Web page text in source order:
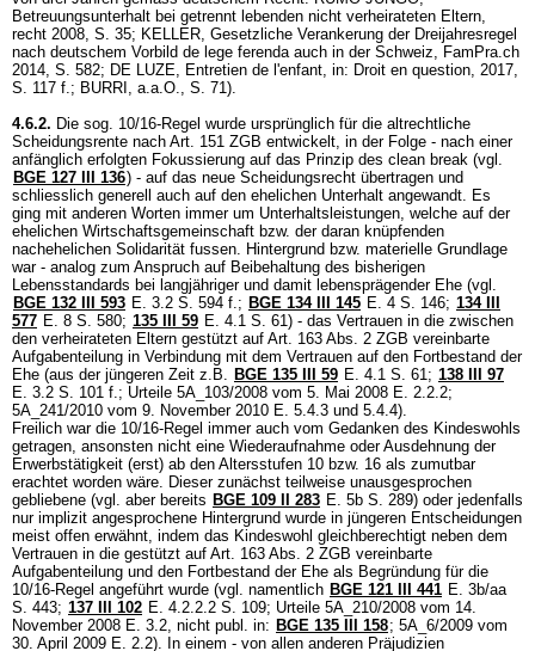
Betreuungsunterhalt bei getrennt lebenden nicht verheirateten Eltern,
recht 2008, S. 35; KELLER, Gesetzliche Verankerung der Dreijahresregel
nach deutschem Vorbild de lege ferenda auch in der Schweiz, FamPra.ch
2014, S. 582; DE LUZE, Entretien de l'enfant, in: Droit en question, 2017,
S. 117 f.; BURRI, a.a.O., S. 71).
4.6.2. Die sog. 10/16-Regel wurde ursprünglich für die altrechtliche
Scheidungsrente nach Art. 151 ZGB entwickelt, in der Folge - nach einer
anfänglich erfolgten Fokussierung auf das Prinzip des clean break (vgl.
BGE 127 III 136) - auf das neue Scheidungsrecht übertragen und
schliesslich generell auch auf den ehelichen Unterhalt angewandt. Es
ging mit anderen Worten immer um Unterhaltsleistungen, welche auf der
ehelichen Wirtschaftsgemeinschaft bzw. der daran knüpfenden
nachehelichen Solidarität fussen. Hintergrund bzw. materielle Grundlage
war - analog zum Anspruch auf Beibehaltung des bisherigen
Lebensstandards bei langjähriger und damit lebensprägender Ehe (vgl.
BGE 132 III 593 E. 3.2 S. 594 f.; BGE 134 III 145 E. 4 S. 146; 134 III
577 E. 8 S. 580; 135 III 59 E. 4.1 S. 61) - das Vertrauen in die zwischen
den verheirateten Eltern gestützt auf Art. 163 Abs. 2 ZGB vereinbarte
Aufgabenteilung in Verbindung mit dem Vertrauen auf den Fortbestand der
Ehe (aus der jüngeren Zeit z.B. BGE 135 III 59 E. 4.1 S. 61; 138 III 97
E. 3.2 S. 101 f.; Urteile 5A_103/2008 vom 5. Mai 2008 E. 2.2.2;
5A_241/2010 vom 9. November 2010 E. 5.4.3 und 5.4.4).
Freilich war die 10/16-Regel immer auch vom Gedanken des Kindeswohls
getragen, ansonsten nicht eine Wiederaufnahme oder Ausdehnung der
Erwerbstätigkeit (erst) ab den Altersstufen 10 bzw. 16 als zumutbar
erachtet worden wäre. Dieser zunächst teilweise unausgesprochen
gebliebene (vgl. aber bereits BGE 109 II 283 E. 5b S. 289) oder jedenfalls
nur implizit angesprochene Hintergrund wurde in jüngeren Entscheidungen
meist offen erwähnt, indem das Kindeswohl gleichberechtigt neben dem
Vertrauen in die gestützt auf Art. 163 Abs. 2 ZGB vereinbarte
Aufgabenteilung und den Fortbestand der Ehe als Begründung für die
10/16-Regel angeführt wurde (vgl. namentlich BGE 121 III 441 E. 3b/aa
S. 443; 137 III 102 E. 4.2.2.2 S. 109; Urteile 5A_210/2008 vom 14.
November 2008 E. 3.2, nicht publ. in: BGE 135 III 158; 5A_6/2009 vom
30. April 2009 E. 2.2). In einem - von allen anderen Präjudizien